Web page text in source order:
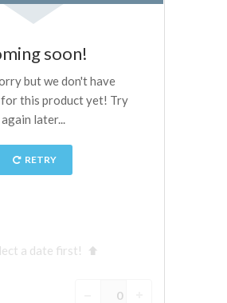
Le Jardin de Boboli
La tour d'Arnolfo
Le Corridor de Vasari
Le Palazzo Vecchio
Santa Maria Novella
Réserver une visite guidée